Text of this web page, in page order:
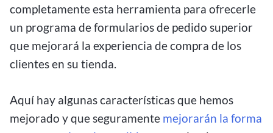
completamente esta herramienta para ofrecerle
un programa de formularios de pedido superior
que mejorará la experiencia de compra de los
clientes en su tienda.
Aquí hay algunas características que hemos
mejorado y que seguramente mejorarán la forma